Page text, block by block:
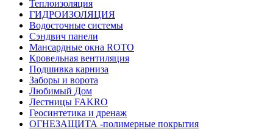
Теплоизоляция
ГИДРОИЗОЛЯЦИЯ
Водосточные системы
Сэндвич панели
Мансардные окна ROTO
Кровельная вентиляция
Подшивка карниза
Заборы и ворота
Любимый Дом
Лестницы FAKRO
Геосинтетика и дренаж
ОГНЕЗАЩИТА -полимерные покрытия